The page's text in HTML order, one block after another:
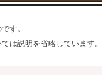
す。
は説明を省略しています。